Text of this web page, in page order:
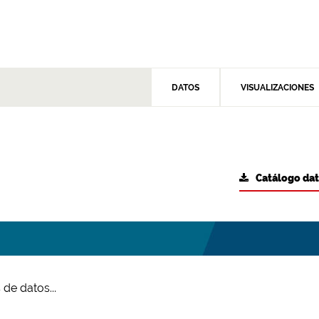
DATOS VISUALIZACIONES
Catálogo